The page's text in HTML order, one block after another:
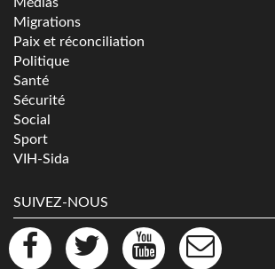
Migrations
Paix et réconciliation
Politique
Santé
Sécurité
Social
Sport
VIH-Sida
SUIVEZ-NOUS